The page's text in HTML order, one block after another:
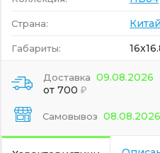
Страна: Китай
Габариты:
Доставка 09.08.2026
от 700
Самовывоз 08.08.2026